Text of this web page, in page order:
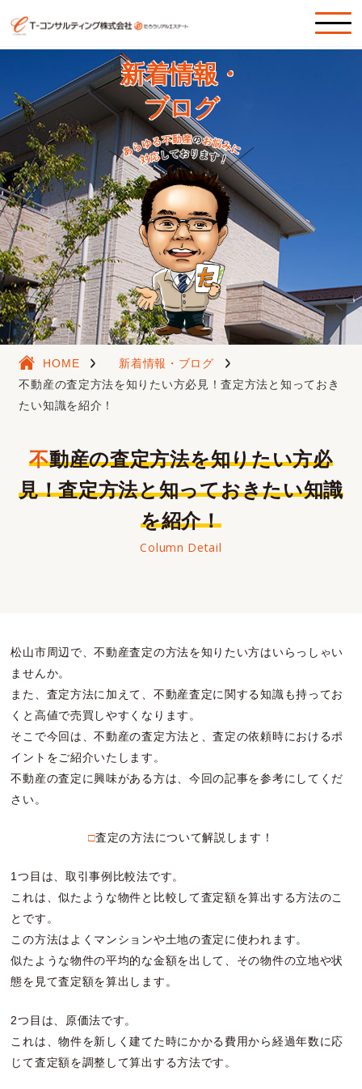
新着情報・
ブログ
HOME
新着情報・ブログ
不動産の査定方法を知りたい方必見！査定方法と知っておき
たい知識を紹介！
不動産の査定方法を知りたい方必
見！査定方法と知っておきたい知識
を紹介！
Column Detail
松山市周辺で、不動産査定の方法を知りたい方はいらっしゃい
ませんか。
また、査定方法に加えて、不動産査定に関する知識も持ってお
くと高値で売買しやすくなります。
そこで今回は、不動産の査定方法と、査定の依頼時におけるポ
イントをご紹介いたします。
不動産の査定に興味がある方は、今回の記事を参考にしてくだ
さい。
□査定の方法について解説します！
1つ目は、取引事例比較法です。
これは、似たような物件と比較して査定額を算出する方法のこ
とです。
この方法はよくマンションや土地の査定に使われます。
似たような物件の平均的な金額を出して、その物件の立地や状
態を見て査定額を算出します。
2つ目は、原価法です。
これは、物件を新しく建てた時にかかる費用から経過年数に応
じて査定額を調整して算出する方法です。